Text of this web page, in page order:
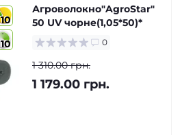
10
10
Агроволокно"AgroStar"
50 UV чорне(1,05*50)*
0
1 310.00 грн.
1 179.00 грн.